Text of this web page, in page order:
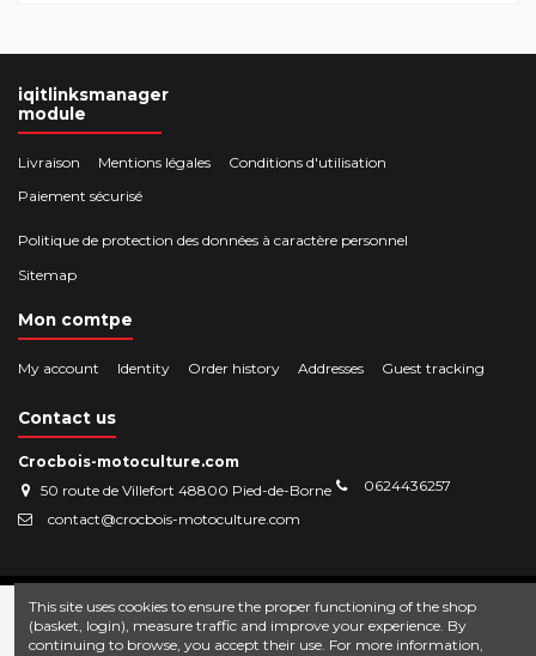
iqitlinksmanager
module
Livraison Mentions légales
Conditions d'utilisation
Paiement sécurisé
Politique de protection des données à caractère personnel
Sitemap
Mon comtpe
My account Identity Order history Addresses Guest tracking
Contact us
Crocbois-motoculture.com
50 route de Villefort 48800 Pied-de-Borne
0624436257
contact@crocbois-motoculture.com
This site uses cookies to ensure the proper functioning of the shop
(basket, login), measure traffic and improve your experience. By
continuing to browse, you accept their use. For more information,